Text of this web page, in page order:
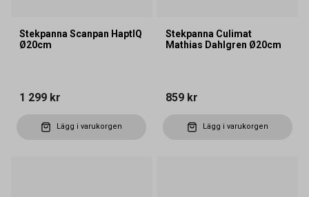
Stekpanna Scanpan HaptIQ
Ø20cm
1 299 kr
Lägg i varukorgen
Stekpanna Culimat
Mathias Dahlgren Ø20cm
859 kr
Lägg i varukorgen